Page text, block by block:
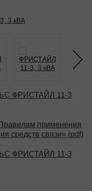
ФРИСТАЙЛ 11-3
применения
средств связи» (pdf)
ФРИСТАЙЛ 11-3